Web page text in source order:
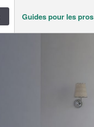
Guides pour les pros